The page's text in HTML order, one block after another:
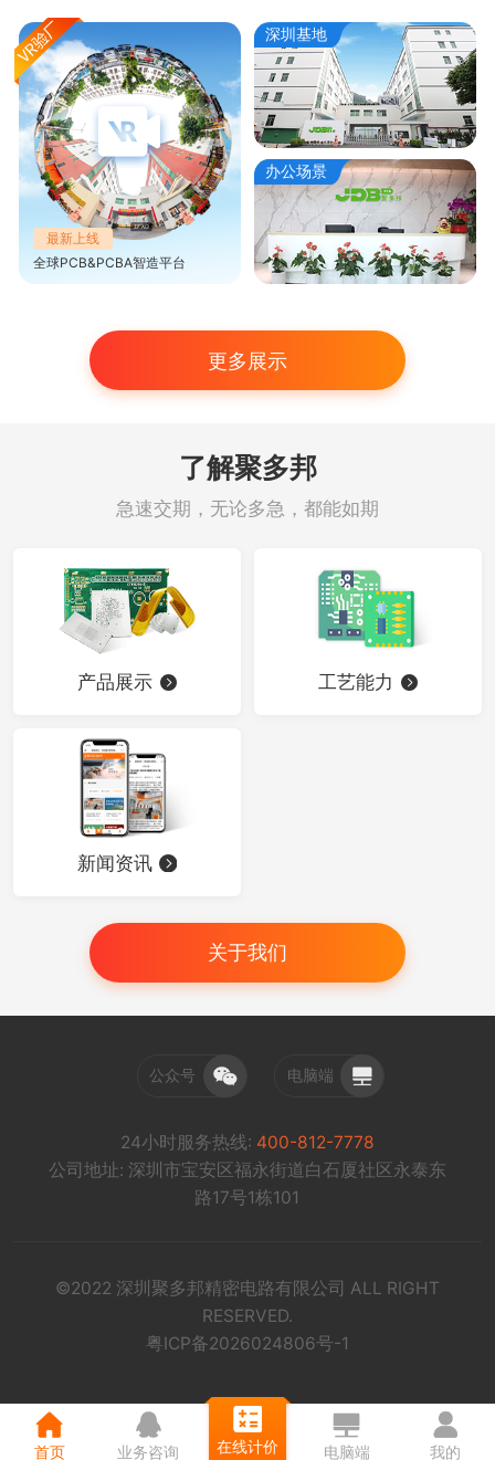
最新上线
全球PCB&PCBA智造平台
深圳基地
办公场景
更多展示
了解聚多邦
急速交期，无论多急，都能如期
产品展示 工艺能力
新闻资讯
关于我们
公众号 电脑端
24小时服务热线: 400-812-7778
公司地址: 深圳市宝安区福永街道白石厦社区永泰东
路17号1栋101
©2022 深圳聚多邦精密电路有限公司 ALL RIGHT
RESERVED.
粤ICP备2026024806号-1
首页 业务咨询 在线计价 电脑端 我的